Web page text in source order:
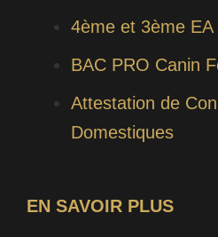
4ème et 3ème EA
BAC PRO Canin
Attestation de
Domestiques
EN SAVOIR PLUS